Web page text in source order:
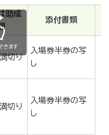
助成
添付書類
切り
入場券半券の写
し
切り
入場券半券の写
し
きます